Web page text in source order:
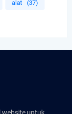
alat (37)